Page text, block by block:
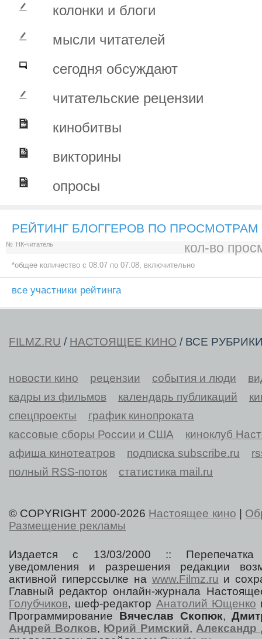
колонки и блоги
мысли читателей
сегодня обсуждают
читательские рецензии
кинобитвы
викторины
опросы
РЕЙТИНГ БЛОГГЕРОВ ПО ПРОСМОТРАМ
№ НК-читатель кол-во
*общее количество c 08.07 по 07.08, включительно
все участники рейтинга
FILMZ.RU / НАСТОЯЩЕЕ КИНО / ВСЕ
новости кино рецензии события и люди
кадры из фильмов
календарь публикаций
спецпроекты
график кинопроката
кассовые сборы России и США
киноклуб
афиша кинотеатров
подписка subscribe.ru
полный RSS-поток
статистика mail.ru
© COPYRIGHT 2000-2026 Настоящее кино
Размещение рекламы
Издается с 13/03/2000 :: Перепечатка
уведомления и разрешения редакции
активной гиперссылке на www.Filmz.ru и
Главный редактор онлайн-журнала
Голубчиков, шеф-редактор Анатолий Ющенко
Программирование Вячеслав Скопюк,
Андрей Волков, Юрий Римский,Александр